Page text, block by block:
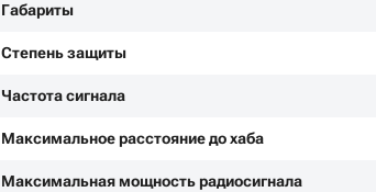
Габариты
Степень защиты
Частота сигнала
Максимальное расстояние до хаба
Максимальная мощность радиосигнала